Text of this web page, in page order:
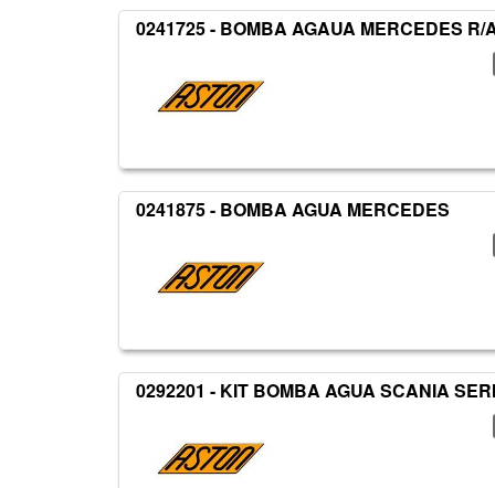
0241725 - BOMBA AGAUA MERCEDES R/
0241875 - BOMBA AGUA MERCEDES
0292201 - KIT BOMBA AGUA SCANIA